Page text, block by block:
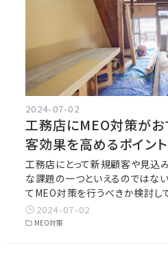
2024-07-02
工務店にMEO対策が
客効果を高めるポイン
工務店にとって新規顧客や見込
な課題の一つといえるのではな
てMEO対策を行うべきか検討し
2024-07-02
MEO対策